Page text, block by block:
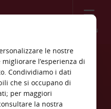
Menù
Halifax
le nostre
l’esperienza di
Condividiamo i dati
che si occupano di
per maggiori
la nostra